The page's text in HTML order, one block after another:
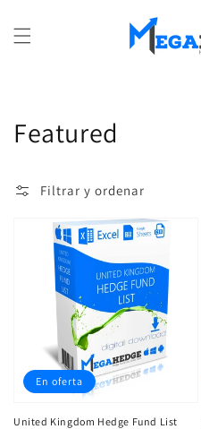
al contenido
Colección:
Featured
Filtrar y ordenar
United Kingdom Hedge Fund List
En oferta